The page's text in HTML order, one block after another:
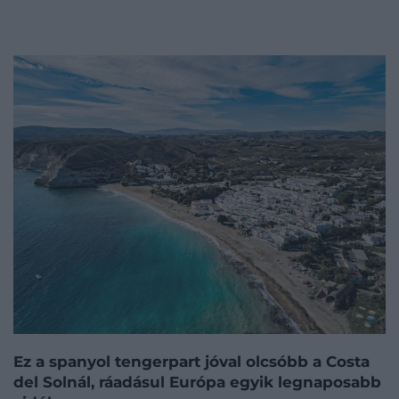
Ez a spanyol tengerpart jóval olcsóbb a Costa
del Solnál, ráadásul Európa egyik legnaposabb